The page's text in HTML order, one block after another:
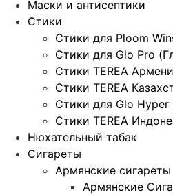
Маски и антисептики
Стики
Стики для Ploom
Стики для Glo Pro
Стики TEREA
Стики TEREA
Стики для Glo Hyper
Стики TEREA
Нюхательный табак
Сигареты
Армянские сигареты
Армянские